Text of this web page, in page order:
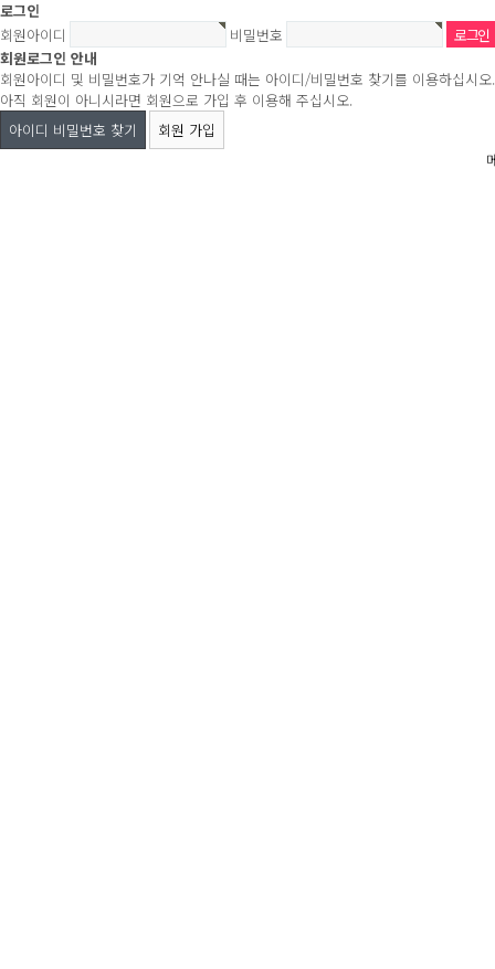
로그인
회원아이디
비밀번호
회원로그인 안내
회원아이디 및 비밀번호가 기억 안나실 때는 아이디/비밀번호 찾기를 이용하십시오.
아직 회원이 아니시라면 회원으로 가입 후 이용해 주십시오.
아이디 비밀번호 찾기
회원 가입